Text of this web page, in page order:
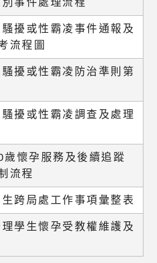
擾或性霸凌事件通報及
流程圖
擾或性霸凌防治準則第
擾或性霸凌調查及處理
懷孕服務及後續追蹤
流程
跨局處工作事項彙整表
學生懷孕受教權維護及